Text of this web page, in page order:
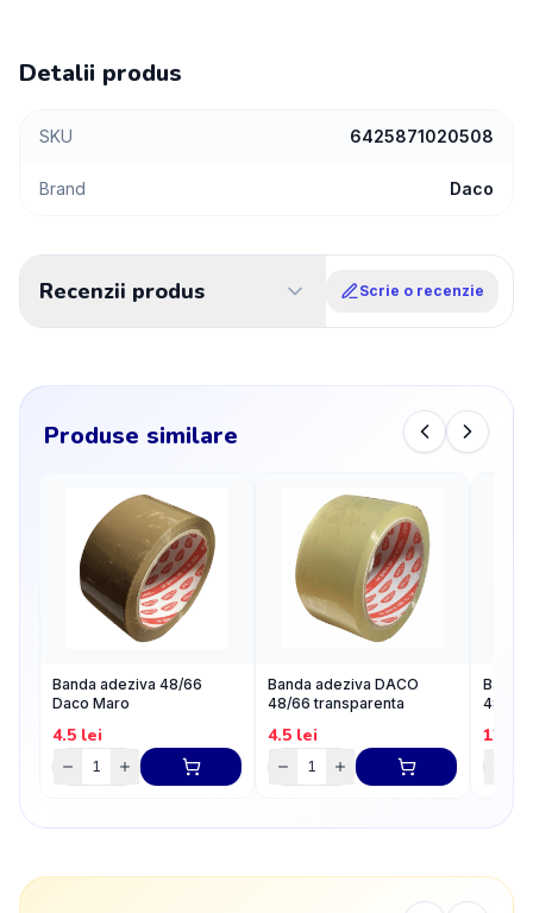
Detalii produs
SKU 6425871020508
Brand Daco
Recenzii produs Scrie o recenzie
Produse similare
Banda adeziva 48/66
Daco Maro
4.5 lei
Banda adeziva DACO
48/66 transparenta
4.5 lei
Banda
48/20,
12